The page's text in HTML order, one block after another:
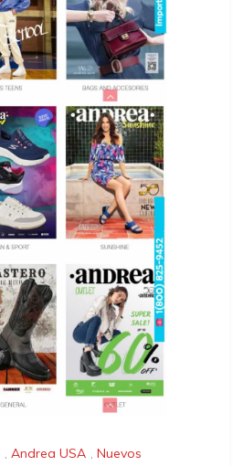
, Andrea USA , Nuevos